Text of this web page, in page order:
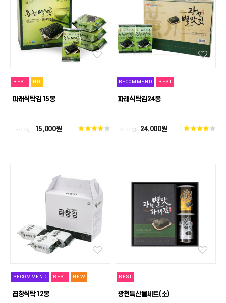
BEST HIT
파래식탁김15봉
18,000원 15,000원
RECOMMEND BEST
파래식탁김24봉
26,000원 24,000원
RECOMMEND BEST NEW
곱창식탁12봉
BEST
광천특산물세트(소)